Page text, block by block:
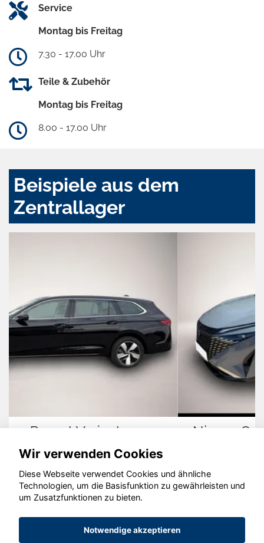
Service
Montag bis Freitag
7.30 - 17.00 Uhr
Teile & Zubehör
Montag bis Freitag
8.00 - 17.00 Uhr
Beispiele aus dem
Zentrallager
Nissan Qashqai
© konjunkturmotor.de GmbH 2020 - 2026
Wir verwenden Cookies
Diese Webseite verwendet Cookies und ähnliche
Technologien, um die Basisfunktion zu gewährleisten und
um Zusatzfunktionen zu bieten.
Notwendige akzeptieren